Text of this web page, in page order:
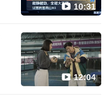
10:31
12:04